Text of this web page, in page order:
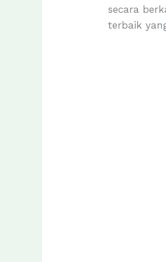
secara
terbaik